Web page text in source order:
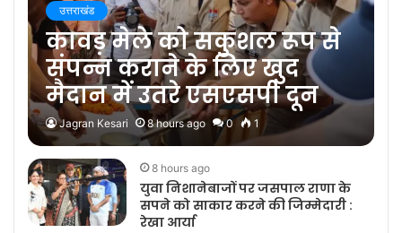
उत्तराखंड
कावड़ मेले को सकुशल रूप से
संपन्न कराने के लिए खुद
मैदान में उतरे एसएसपी दून
Jagran Kesari 8 hours ago 0 1
8 hours ago
युवा निशानेबाजों पर जसपाल राणा के
सपने को साकार करने की जिम्मेदारी :
रेखा आर्या